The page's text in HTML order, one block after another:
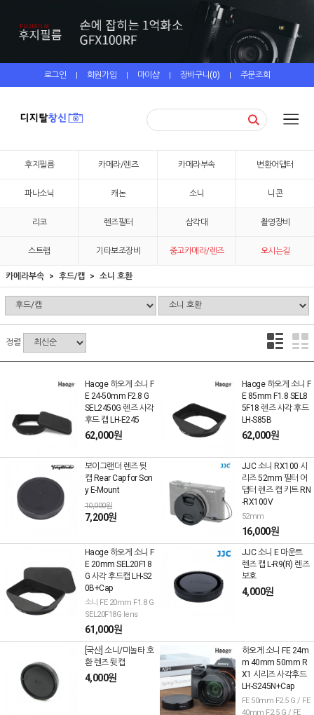
로그인 | 회원가입 | 마이샵 | 장바구니(0) | 주문조회
후지필름 카메라/렌즈 카메라부속 변환어댑터
파나소닉 캐논 소니 니콘
리코 렌즈필터 삼각대 촬영장비
스트랩 기타보조장비 중고카메라/렌즈 오시는길
카메라부속 후드/캡 소니 호환
정렬
Haoge 하오게 소니 F
E 24-50mm F2.8 G
SEL2450G 렌즈 사각
후드 캡 LH-E245
62,000원
Haoge 하오게 소니 F
E 85mm F1.8 SEL8
5F18 렌즈 사각 후드
LH-S85B
62,000원
보이그랜더 렌즈 뒷
캡 Rear Cap for Son
y E-Mount
10,000원
7,200원
JJC 소니 RX100 시
리즈 52mm 필터 어
댑터 렌즈 캡 키트 RN
-RX100V
52mm
16,000원
Haoge 하오게 소니 F
E 20mm SEL20F18
G 사각 후드캡 LH-S2
0B+Cap
소니 FE 20mm F1.8 G
SEL20F18G lens
61,000원
JJC 소니 E 마운트
렌즈 캡 L-R9(R) 렌즈
보호
4,000원
[국산] 소니/미놀타 호
환 렌즈 뒷캡
4,000원
하오게 소니 FE 24m
m 40mm 50mm R
X1 시리즈 사각후드
LH-S245N+Cap
FE 50mm F2.5 G / FE
40mm F2.5 G / FE